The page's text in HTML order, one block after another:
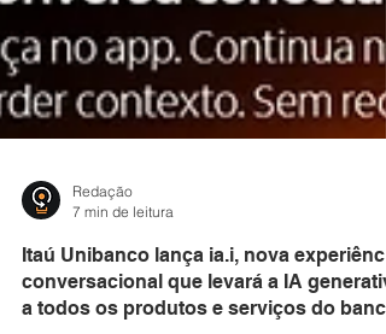
Redação
7 min de leitura
Itaú Unibanco lança ia.i, nova